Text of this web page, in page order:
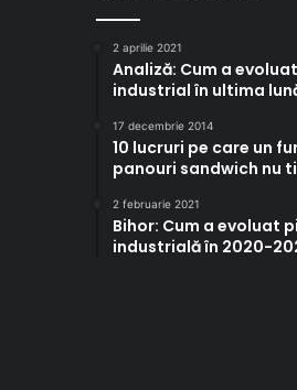
2 aprilie 2021
Analiză: Cum a
industrial în ultima
17 decembrie 2014
10 lucruri pe care un
panouri sandwich nu
2 februarie 2021
Bihor: Cum a evoluat
industrială în 2020-